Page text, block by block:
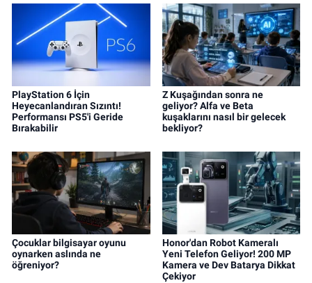
PlayStation 6 İçin
Heyecanlandıran Sızıntı!
Performansı PS5'i Geride
Bırakabilir
Z Kuşağından sonra ne
geliyor? Alfa ve Beta
kuşaklarını nasıl bir gelecek
bekliyor?
Çocuklar bilgisayar oyunu
oynarken aslında ne
öğreniyor?
Honor'dan Robot Kameralı
Yeni Telefon Geliyor! 200 MP
Kamera ve Dev Batarya Dikkat
Çekiyor